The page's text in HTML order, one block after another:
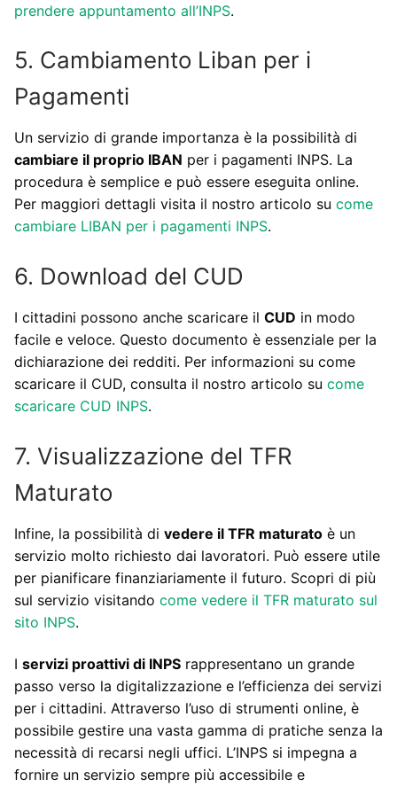
prendere appuntamento all’INPS.
5. Cambiamento Liban per i
Pagamenti
Un servizio di grande importanza è la possibilità di
cambiare il proprio IBAN per i pagamenti INPS. La
procedura è semplice e può essere eseguita online.
Per maggiori dettagli visita il nostro articolo su come
cambiare LIBAN per i pagamenti INPS.
6. Download del CUD
I cittadini possono anche scaricare il CUD in modo
facile e veloce. Questo documento è essenziale per la
dichiarazione dei redditi. Per informazioni su come
scaricare il CUD, consulta il nostro articolo su come
scaricare CUD INPS.
7. Visualizzazione del TFR
Maturato
Infine, la possibilità di vedere il TFR maturato è un
servizio molto richiesto dai lavoratori. Può essere utile
per pianificare finanziariamente il futuro. Scopri di più
sul servizio visitando come vedere il TFR maturato sul
sito INPS.
I servizi proattivi di INPS rappresentano un grande
passo verso la digitalizzazione e l’efficienza dei servizi
per i cittadini. Attraverso l’uso di strumenti online, è
possibile gestire una vasta gamma di pratiche senza la
necessità di recarsi negli uffici. L’INPS si impegna a
fornire un servizio sempre più accessibile e